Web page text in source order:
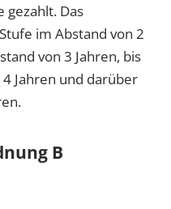
gezahlt. Das
im Abstand von 2
von 3 Jahren, bis
Jahren und darüber
B